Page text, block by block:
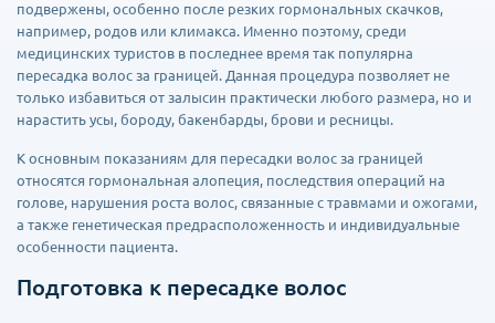
подвержены, особенно после резких гормональных скачков,
например, родов или климакса. Именно поэтому, среди
медицинских туристов в последнее время так популярна
пересадка волос за границей. Данная процедура позволяет не
только избавиться от залысин практически любого размера, но и
нарастить усы, бороду, бакенбарды, брови и ресницы.
К основным показаниям для пересадки волос за границей
относятся гормональная алопеция, последствия операций на
голове, нарушения роста волос, связанные с травмами и ожогами,
а также генетическая предрасположенность и индивидуальные
особенности пациента.
Подготовка к пересадке волос